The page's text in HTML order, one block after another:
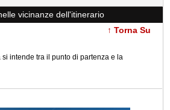
vicinanze dell'itinerario
↑ Torna Su
intende tra il punto di partenza e la